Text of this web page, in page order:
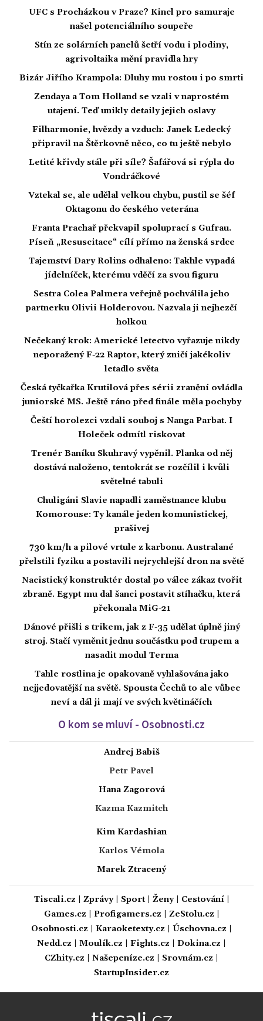
UFC s Procházkou v Praze? Kincl pro samuraje
našel potenciálního soupeře
Stín ze solárních panelů šetří vodu i plodiny,
agrivoltaika mění pravidla hry
Bizár Jiřího Krampola: Dluhy mu rostou i po smrti
Zendaya a Tom Holland se vzali v naprostém
utajení. Teď unikly detaily jejich oslavy
Filharmonie, hvězdy a vzduch: Janek Ledecký
připravil na Štěrkovně něco, co tu ještě nebylo
Letité křivdy stále při síle? Šafářová si rýpla do
Vondráčkové
Vztekal se, ale udělal velkou chybu, pustil se šéf
Oktagonu do českého veterána
Franta Prachař překvapil spoluprací s Gufrau.
Píseň „Resuscitace“ cílí přímo na ženská srdce
Tajemství Dary Rolins odhaleno: Takhle vypadá
jídelníček, kterému vděčí za svou figuru
Sestra Colea Palmera veřejně pochválila jeho
partnerku Olivii Holderovou. Nazvala ji nejhezčí
holkou
Nečekaný krok: Americké letectvo vyřazuje nikdy
neporažený F-22 Raptor, který zničí jakékoliv
letadlo světa
Česká tyčkařka Krutilová přes sérii zranění ovládla
juniorské MS. Ještě ráno před finále měla pochyby
Čeští horolezci vzdali souboj s Nanga Parbat. I
Holeček odmítl riskovat
Trenér Baníku Skuhravý vypěnil. Planka od něj
dostává naloženo, tentokrát se rozčílil i kvůli
světelné tabuli
Chuligáni Slavie napadli zaměstnance klubu
Komorouse: Ty kanále jeden komunistickej,
prašivej
730 km/h a pilové vrtule z karbonu. Australané
přelstili fyziku a postavili nejrychlejší dron na světě
Nacistický konstruktér dostal po válce zákaz tvořit
zbraně. Egypt mu dal šanci postavit stíhačku, která
překonala MiG-21
Dánové přišli s trikem, jak z F-35 udělat úplně jiný
stroj. Stačí vyměnit jednu součástku pod trupem a
nasadit modul Terma
Tahle rostlina je opakovaně vyhlašována jako
nejjedovatější na světě. Spousta Čechů to ale vůbec
neví a dál ji mají ve svých květináčích
O kom se mluví - Osobnosti.cz
Andrej Babiš
Petr Pavel
Hana Zagorová
Kazma Kazmitch
Kim Kardashian
Karlos Vémola
Marek Ztracený
Tiscali.cz Zprávy| Sport| Ženy| Cestování|
Games.cz
Profigamers.cz ZeStolu.cz
Osobnosti.cz
Karaoketexty.cz Úschovna.cz
Nedd.cz
Moulík.cz Fights.cz Dokina.cz
CZhity.cz
Našepeníze.cz Srovnám.cz
StartupInsider.cz